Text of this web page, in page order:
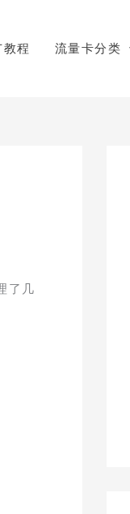
程 流量卡分类
了几